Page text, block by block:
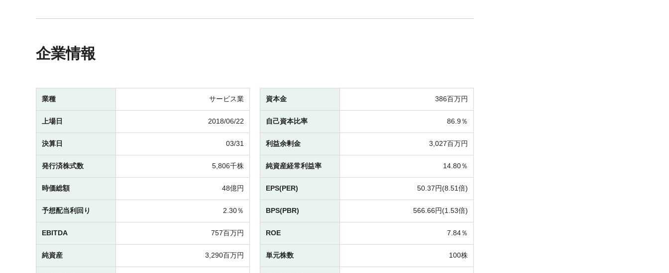
企業情報
業種 サービス業
上場日 2018/06/22
決算日 03/31
発行済株式数 5,806千株
時価総額 48億円
予想配当利回り 2.30％
EBITDA 757百万円
純資産 3,290百万円
資本金 386百万円
自己資本比率 86.9％
利益余剰金 3,027百万円
純資産経常利益率 14.80％
EPS(PER) 50.37円(8.51倍)
BPS(PBR) 566.66円(1.53倍)
ROE 7.84％
単元株数 100株